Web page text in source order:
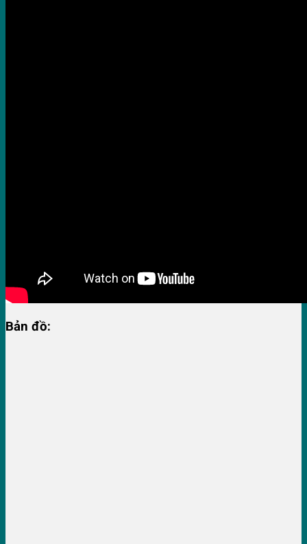
Bản đồ: